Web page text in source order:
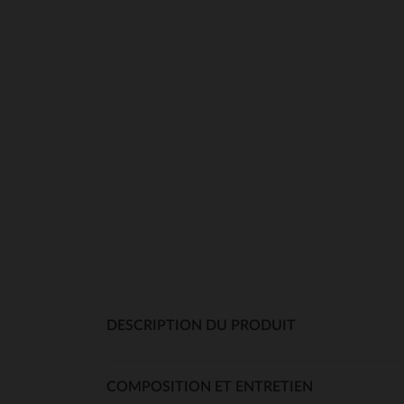
DESCRIPTION DU PRODUIT
COMPOSITION ET ENTRETIEN